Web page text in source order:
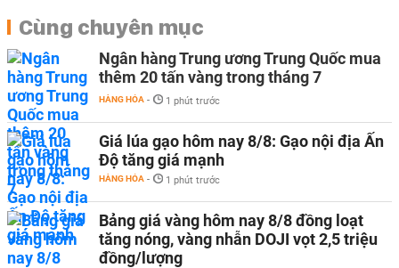
Cùng chuyên mục
Ngân hàng Trung ương Trung Quốc mua
thêm 20 tấn vàng trong tháng 7
HÀNG HÓA - 1 phút trước
Giá lúa gạo hôm nay 8/8: Gạo nội địa Ấn
Độ tăng giá mạnh
HÀNG HÓA - 1 phút trước
Bảng giá vàng hôm nay 8/8 đồng loạt
tăng nóng, vàng nhẫn DOJI vọt 2,5 triệu
đồng/lượng